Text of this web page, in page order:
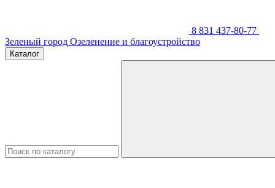
8 831 437-80-77
Зеленый город Озеленение и благоустройство
Каталог